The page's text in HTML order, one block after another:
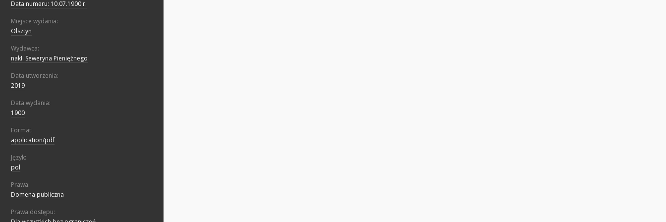
Data numeru: 10.07.1900 r.
Miejsce wydania:
Olsztyn
Wydawca:
nakł. Seweryna Pieniężnego
Data utworzenia:
2019
Data wydania:
1900
Format:
application/pdf
Język:
pol
Prawa:
Domena publiczna
Prawa dostępu: